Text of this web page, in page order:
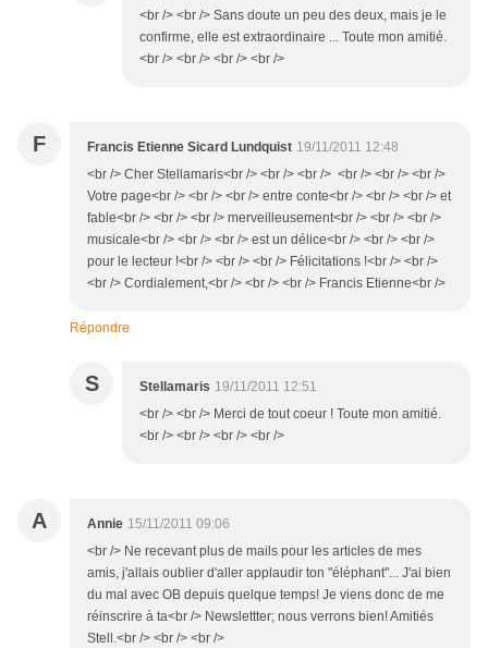
<br /> <br /> Sans doute un peu des deux, mais je le
confirme, elle est extraordinaire ... Toute mon amitié.
<br /> <br /> <br /> <br />
F Francis Etienne Sicard Lundquist 19/11/2011 12:48
<br /> Cher Stellamaris<br /> <br /> <br /> <br /> <br /> <br />
Votre page<br /> <br /> <br /> entre conte<br /> <br /> <br /> et
fable<br /> <br /> <br /> merveilleusement<br /> <br /> <br />
musicale<br /> <br /> <br /> est un délice<br /> <br /> <br />
pour le lecteur !<br /> <br /> <br /> Félicitations !<br /> <br />
<br /> Cordialement,<br /> <br /> <br /> Francis Etienne<br />
Répondre
S Stellamaris 19/11/2011 12:51
<br /> <br /> Merci de tout coeur ! Toute mon amitié.
<br /> <br /> <br /> <br />
A Annie 15/11/2011 09:06
<br /> Ne recevant plus de mails pour les articles de mes
amis, j'allais oublier d'aller applaudir ton "éléphant"... J'ai bien
du mal avec OB depuis quelque temps! Je viens donc de me
réinscrire à ta<br /> Newslettter; nous verrons bien! Amitiés
Stell.<br /> <br /> <br />